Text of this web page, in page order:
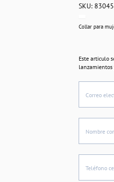
SKU:
Collar para
Este articulo
lanzamientos
Correo
Nombre
Teléfono